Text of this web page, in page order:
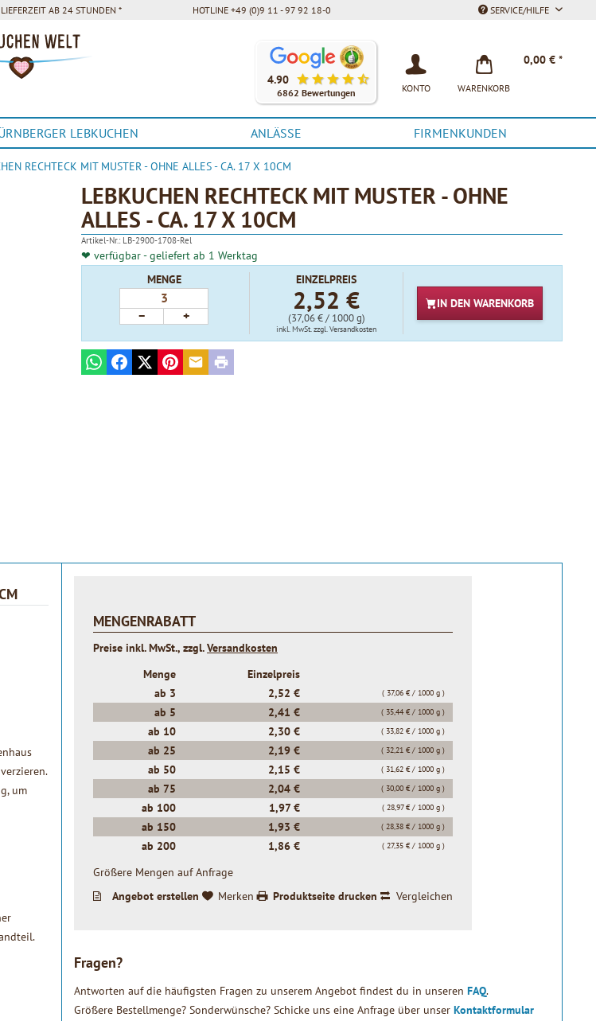
LIEFERZEIT AB 24 STUNDEN * HOTLINE +49 (0)9 11 - 97 92 18-0 SERVICE/HILFE
Unsere Kunden bewerten unsere Produkte und unseren Service
4.90
6862 Bewertungen KONTO WARENKORB
0,00 € *
LEBKUCHEN ANLÄSSE FIRMENKUNDEN
RECHTECK MIT MUSTER - OHNE ALLES - CA. 17 X 10CM
LEBKUCHEN RECHTECK MIT MUSTER - OHNE
ALLES - CA. 17 X 10CM
Artikel-Nr.: LB-2900-1708-Rel
❤ verfügbar - geliefert ab 1 Werktag
MENGE
− +
EINZELPREIS
2,52 €
(37,06 € / 1000 g)
inkl. MwSt.zzgl. Versandkosten
IN DEN WARENKORB
WhatsAppFacebook
X PinterestE-mailPrint
um
MENGENRABATT
Preise inkl. MwSt., zzgl.Versandkosten
Menge
Einzelpreis
ab 3 2,52 € ( 37,06 € / 1000 g )
ab 5 2,41 € ( 35,44 € / 1000 g )
ab 10 2,30 € ( 33,82 € / 1000 g )
ab 25 2,19 € ( 32,21 € / 1000 g )
ab 50 2,15 € ( 31,62 € / 1000 g )
ab 75 2,04 € ( 30,00 € / 1000 g )
ab 100 1,97 € ( 28,97 € / 1000 g )
ab 150 1,93 € ( 28,38 € / 1000 g )
ab 200 1,86 € ( 27,35 € / 1000 g )
Größere Mengen auf Anfrage
Angebot erstellen
Merken Produktseite drucken Vergleichen
Fragen?
Antworten auf die häufigsten Fragen zu unserem Angebot findest du in unseren FAQ.
Größere Bestellmenge? Sonderwünsche? Schicke uns eine Anfrage über unser Kontaktformular